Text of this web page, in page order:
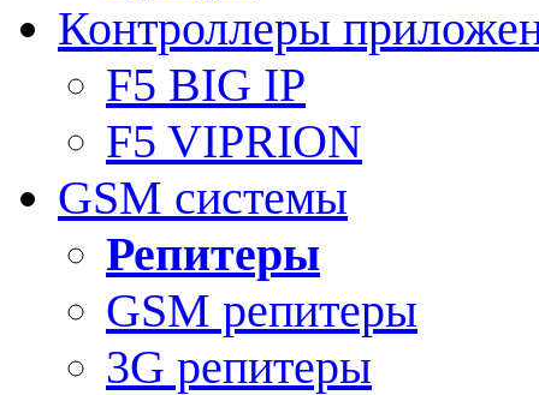
Контроллеры
F5 BIG IP
F5 VIPRION
GSM системы
Репитеры
GSM репитеры
3G репитеры